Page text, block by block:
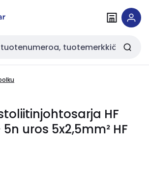
HF
uros 5x2,5mm² HF